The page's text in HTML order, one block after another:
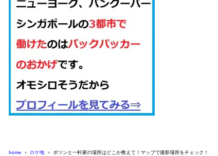
home ロケ地 ポツンと一軒家の場所はどこか教えて！マップで撮影場所をチェック！